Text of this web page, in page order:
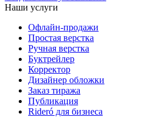
Наши услуги
Офлайн-продажи
Простая верстка
Ручная верстка
Буктрейлер
Корректор
Дизайнер обложки
Заказ тиража
Публикация
Rideró для бизнеса